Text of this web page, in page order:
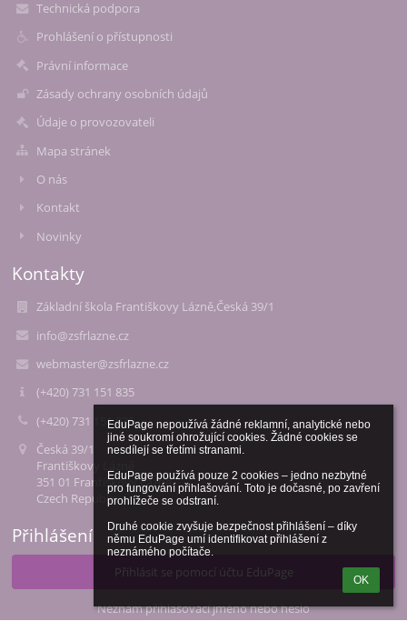
EduPage nepoužívá žádné reklamní, analytické nebo
jiné soukromí ohrožující cookies. Žádné cookies se
nesdílejí se třetími stranami.
EduPage používá pouze 2 cookies – jedno nezbytné
pro fungování přihlašování. Toto je dočasné, po zavření
prohlížeče se odstraní.
Druhé cookie zvyšuje bezpečnost přihlášení – díky
němu EduPage umí identifikovat přihlášení z
neznámého počítače.
OK
Technická podpora
Prohlášení o přístupnosti
Právní informace
Zásady ochrany osobních údajů
Údaje o provozovateli
Mapa stránek
O nás
Kontakt
Novinky
Kontakty
Základní škola Františkovy Lázně,Česká 39/1
info@zsfrlazne.cz
webmaster@zsfrlazne.cz
(+420) 731 151 835
(+420) 731 151 835
Česká 39/1
Františkovy Lázně
351 01 Františkovy Lázně
Czech Republic
Přihlášení
Přihlásit se pomocí účtu EduPage
Neznám přihlašovací jméno nebo heslo